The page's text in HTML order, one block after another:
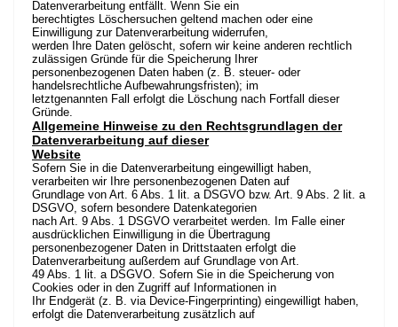
Datenverarbeitung entfällt. Wenn Sie ein
berechtigtes Löschersuchen geltend machen oder eine
Einwilligung zur Datenverarbeitung widerrufen,
werden Ihre Daten gelöscht, sofern wir keine anderen rechtlich
zulässigen Gründe für die Speicherung Ihrer
personenbezogenen Daten haben (z. B. steuer- oder
handelsrechtliche Aufbewahrungsfristen); im
letztgenannten Fall erfolgt die Löschung nach Fortfall dieser
Gründe.
Allgemeine Hinweise zu den Rechtsgrundlagen der
Datenverarbeitung auf dieser
Website
Sofern Sie in die Datenverarbeitung eingewilligt haben,
verarbeiten wir Ihre personenbezogenen Daten auf
Grundlage von Art. 6 Abs. 1 lit. a DSGVO bzw. Art. 9 Abs. 2 lit. a
DSGVO, sofern besondere Datenkategorien
nach Art. 9 Abs. 1 DSGVO verarbeitet werden. Im Falle einer
ausdrücklichen Einwilligung in die Übertragung
personenbezogener Daten in Drittstaaten erfolgt die
Datenverarbeitung außerdem auf Grundlage von Art.
49 Abs. 1 lit. a DSGVO. Sofern Sie in die Speicherung von
Cookies oder in den Zugriff auf Informationen in
Ihr Endgerät (z. B. via Device-Fingerprinting) eingewilligt haben,
erfolgt die Datenverarbeitung zusätzlich auf